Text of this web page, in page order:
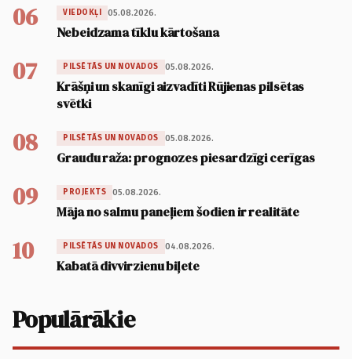
06 VIEDOKĻI 05.08.2026.
Nebeidzama tīklu kārtošana
07 PILSĒTĀS UN NOVADOS 05.08.2026.
Krāšņi un skanīgi aizvadīti Rūjienas pilsētas
svētki
08 PILSĒTĀS UN NOVADOS 05.08.2026.
Graudu raža: prognozes piesardzīgi cerīgas
09 PROJEKTS 05.08.2026.
Māja no salmu paneļiem šodien ir realitāte
10 PILSĒTĀS UN NOVADOS 04.08.2026.
Kabatā divvirzienu biļete
Populārākie